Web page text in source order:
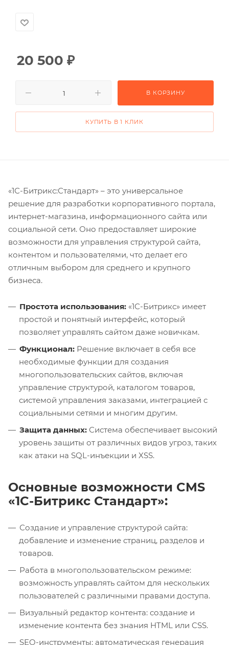
20 500 ₽
В КОРЗИНУ
КУПИТЬ В 1 КЛИК
«1С-Битрикс:Стандарт» – это универсальное
решение для разработки корпоративного портала,
интернет-магазина, информационного сайта или
социальной сети. Оно предоставляет широкие
возможности для управления структурой сайта,
контентом и пользователями, что делает его
отличным выбором для среднего и крупного
бизнеса.
Простота использования: «1С-Битрикс» имеет
простой и понятный интерфейс, который
позволяет управлять сайтом даже новичкам.
Функционал: Решение включает в себя все
необходимые функции для создания
многопользовательских сайтов, включая
управление структурой, каталогом товаров,
системой управления заказами, интеграцией с
социальными сетями и многим другим.
Защита данных: Система обеспечивает высокий
уровень защиты от различных видов угроз, таких
как атаки на SQL-инъекции и XSS.
Основные возможности CMS
«1C-Битрикс Стандарт»:
Создание и управление структурой сайта:
добавление и изменение страниц, разделов и
товаров.
Работа в многопользовательском режиме:
возможность управлять сайтом для нескольких
пользователей с различными правами доступа.
Визуальный редактор контента: создание и
изменение контента без знания HTML или CSS.
SEO-инструменты: автоматическая генерация